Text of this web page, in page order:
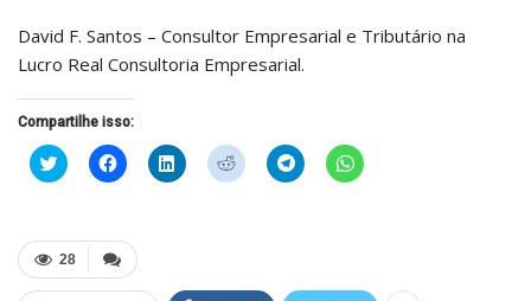
David F. Santos – Consultor Empresarial e Tributário na
Lucro Real Consultoria Empresarial.
Compartilhe isso:
Clique
para
em
nova
janela)
Clique
para
em
nova
janela)
Clique
para
Clique
para
Clique
para
Clique
para
28